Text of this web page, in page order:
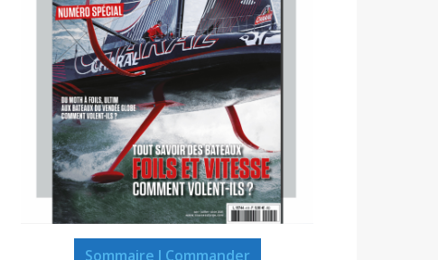
Sommaire I Commander